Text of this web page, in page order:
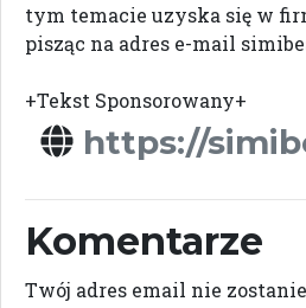
tym temacie uzyska się w
pisząc na adres e-mail
+Tekst Sponsorowany+
https://
Komentarze
Twój adres email nie